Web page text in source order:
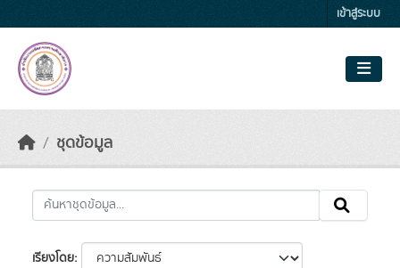
เข้าสู่ระบบ
ชุดข้อมูล
เรียงโดย